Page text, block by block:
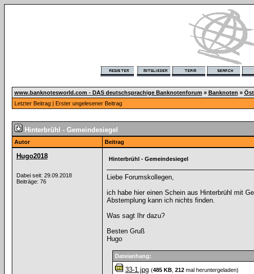
www.banknotesworld.com - DAS deutschsprachige Banknotenforum » Banknoten »
Letzter Beitrag| Erster ungelesener Beitrag
Hinterbrühl - Gemeindesiegel
Autor Beitrag
Hugo2018
Dabei seit: 29.09.2018
Beiträge: 76
Hinterbrühl - Gemeindesiegel
Liebe Forumskollegen,
ich habe hier einen Schein aus Hinterbrühl mit
Abstemplung kann ich nichts finden.
Was sagt Ihr dazu?
Besten Gruß
Hugo
Dateianhang:
33-1.jpg (485 KB 212 mal heruntergeladen)